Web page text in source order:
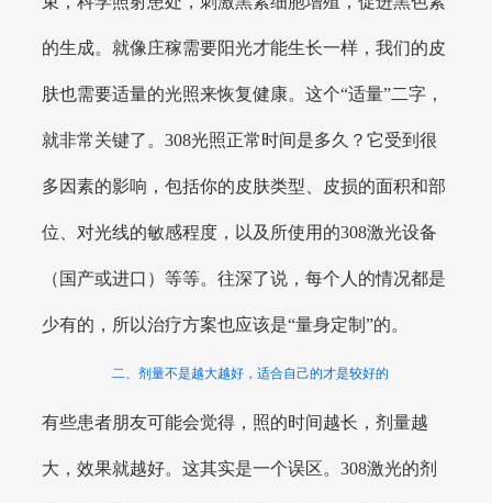
的生成。就像庄稼需要阳光才能生长一样，我们的皮
肤也需要适量的光照来恢复健康。这个“适量”二字，
就非常关键了。308光照正常时间是多久？它受到很
多因素的影响，包括你的皮肤类型、皮损的面积和部
位、对光线的敏感程度，以及所使用的308激光设备
（国产或进口）等等。往深了说，每个人的情况都是
少有的，所以治疗方案也应该是“量身定制”的。
二、剂量不是越大越好，适合自己的才是较好的
有些患者朋友可能会觉得，照的时间越长，剂量越
大，效果就越好。这其实是一个误区。308激光的剂